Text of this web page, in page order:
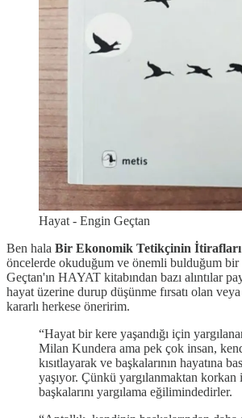
Hayat - Engin Geçtan
Ben hala Bir Ekonomik Tetikçinin İtirafları
öncelerde okuduğum ve önemli bulduğum
Geçtan'ın HAYAT kitabından bazı alıntılar
hayat üzerine durup düşünme fırsatı olan veya
kararlı herkese öneririm.
“Hayat bir kere yaşandığı için
Milan Kundera ama pek çok insan,
kısıtlayarak ve başkalarının hayatına
yaşıyor. Çünkü yargılanmaktan korkan
başkalarını yargılama eğilimindedirler.